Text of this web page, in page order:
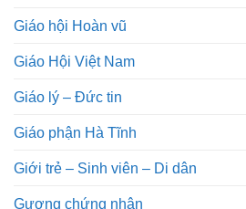
Giáo hội Hoàn vũ
Giáo Hội Việt Nam
Giáo lý – Đức tin
Giáo phận Hà Tĩnh
Giới trẻ – Sinh viên – Di dân
Gương chứng nhân